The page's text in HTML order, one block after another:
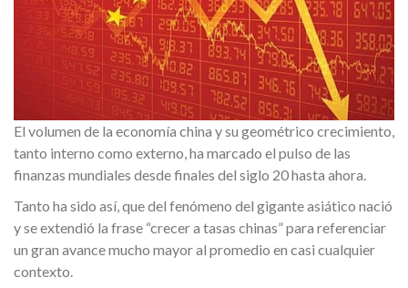
El volumen de la economía china y su geométrico crecimiento,
tanto interno como externo, ha marcado el pulso de las
finanzas mundiales desde finales del siglo 20 hasta ahora.
Tanto ha sido así, que del fenómeno del gigante asiático nació
y se extendió la frase “crecer a tasas chinas” para referenciar
un gran avance mucho mayor al promedio en casi cualquier
contexto.